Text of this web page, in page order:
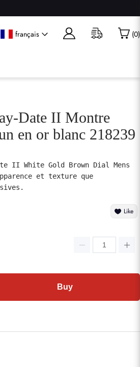
français (0)
Date II Montre
en or blanc 218239
II White Gold Brown Dial Mens
et texture que
Like
Buy